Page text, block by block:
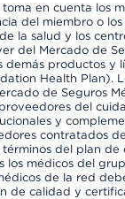
en cuenta los
del miembro o
la salud y los
del Mercado de
demás productos y
Health Plan).
de Seguros
del
y
contratados
del plan de
los médicos del
de la red
de calidad y